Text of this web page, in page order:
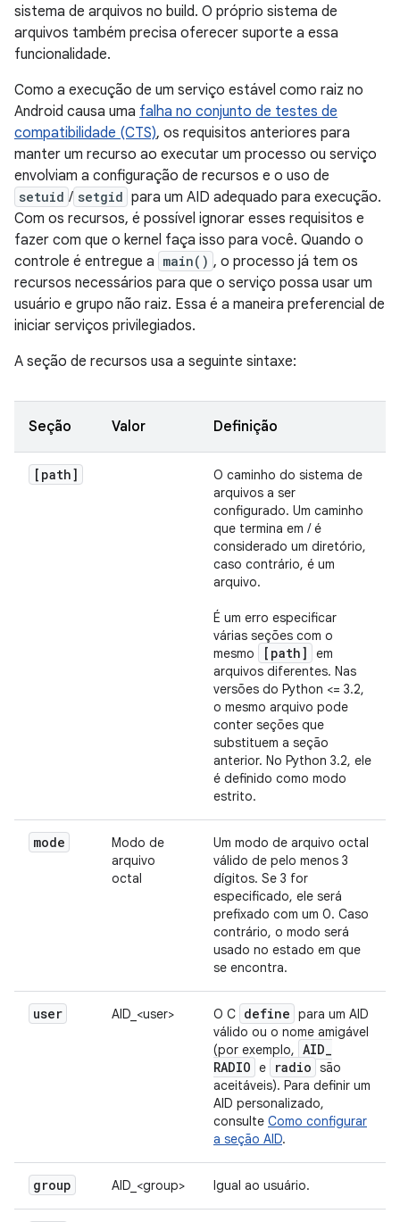
sistema de arquivos no build. O próprio sistema de
arquivos também precisa oferecer suporte a essa
funcionalidade.
Como a execução de um serviço estável como raiz no
Android causa uma falha no conjunto de testes de
compatibilidade (CTS), os requisitos anteriores para
manter um recurso ao executar um processo ou serviço
envolviam a configuração de recursos e o uso de
setuid / setgid para um AID adequado para execução.
Com os recursos, é possível ignorar esses requisitos e
fazer com que o kernel faça isso para você. Quando o
controle é entregue a main() , o processo já tem os
recursos necessários para que o serviço possa usar um
usuário e grupo não raiz. Essa é a maneira preferencial de
iniciar serviços privilegiados.
A seção de recursos usa a seguinte sintaxe:
Seção Valor Definição
[path]
O caminho do sistema de
arquivos a ser
configurado. Um caminho
que termina em / é
considerado um diretório,
caso contrário, é um
arquivo.
É um erro especificar
várias seções com o
mesmo
[path]
em
arquivos diferentes. Nas
versões do Python <= 3.2,
o mesmo arquivo pode
conter seções que
substituem a seção
anterior. No Python 3.2, ele
é definido como modo
estrito.
mode
Modo de
arquivo
octal
Um modo de arquivo octal
válido de pelo menos 3
dígitos. Se 3 for
especificado, ele será
prefixado com um 0. Caso
contrário, o modo será
usado no estado em que
se encontra.
user AID_<user> O C define para um AID
válido ou o nome amigável
(por exemplo, AID_
RADIO e radio são
aceitáveis). Para definir um
AID personalizado,
consulte Como configurar
a seção AID.
group AID_<group> Igual ao usuário.